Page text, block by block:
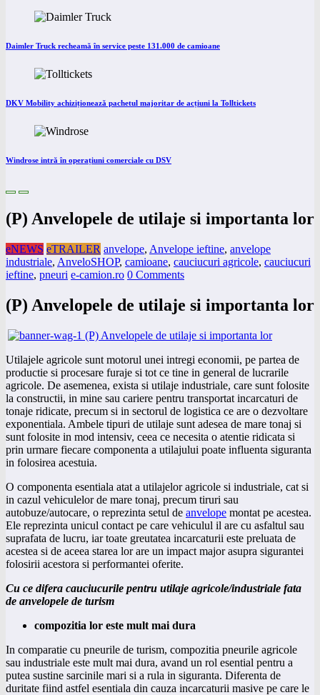
Daimler Truck recheamă în service peste 131.000 de camioane
DKV Mobility achiziționează pachetul majoritar de acțiuni la Tolltickets
Windrose intră în operațiuni comerciale cu DSV
(P) Anvelopele de utilaje si importanta lor
eNEWS eTRAILER anvelope, Anvelope ieftine, anvelope
industriale, AnveloSHOP, camioane, cauciucuri agricole, cauciucuri
ieftine, pneuri e-camion.ro 0 Comments
(P) Anvelopele de utilaje si importanta lor
Utilajele agricole sunt motorul unei intregi economii, pe partea de
productie si procesare furaje si tot ce tine in general de lucrarile
agricole. De asemenea, exista si utilaje industriale, care sunt folosite
la constructii, in mine sau cariere pentru transportat incarcaturi de
tonaje ridicate, precum si in sectorul de logistica ce are o dezvoltare
exponentiala. Ambele tipuri de utilaje sunt adesea de mare tonaj si
sunt folosite in mod intensiv, ceea ce necesita o atentie ridicata si
prin urmare fiecare componenta a utilajului poate influenta siguranta
in folosirea acestuia.
O componenta esentiala atat a utilajelor agricole si industriale, cat si
in cazul vehiculelor de mare tonaj, precum tiruri sau
autobuze/autocare, o reprezinta setul de anvelope montat pe acestea.
Ele reprezinta unicul contact pe care vehiculul il are cu asfaltul sau
suprafata de lucru, iar toate greutatea incarcaturii este preluata de
acestea si de aceea starea lor are un impact major asupra sigurantei
folosirii acestora si performantei oferite.
Cu ce difera cauciucurile pentru utilaje agricole/industriale fata
de anvelopele de turism
compozitia lor este mult mai dura
In comparatie cu pneurile de turism, compozitia pneurile agricole
sau industriale este mult mai dura, avand un rol esential pentru a
putea sustine sarcinile mari si a rula in siguranta. Diferenta de
duritate fiind astfel esentiala din cauza incarcaturii masive pe care le